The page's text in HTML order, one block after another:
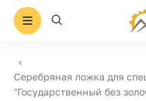
Серебряная ложка для
"Государственный без